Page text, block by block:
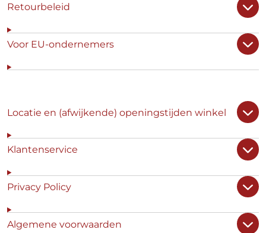
Retourbeleid
Voor EU-ondernemers
Locatie en (afwijkende) openingstijden winkel
Klantenservice
Privacy Policy
Algemene voorwaarden